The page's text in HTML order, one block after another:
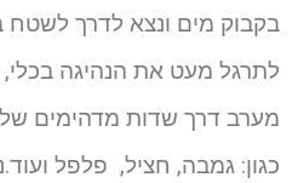
בקבוק מים ונצא לדרך לשטח
לתרגל מעט את הנהיגה בכלי,
מערב דרך שדות מדהימים של
כגון: גמבה, חציל, פלפל